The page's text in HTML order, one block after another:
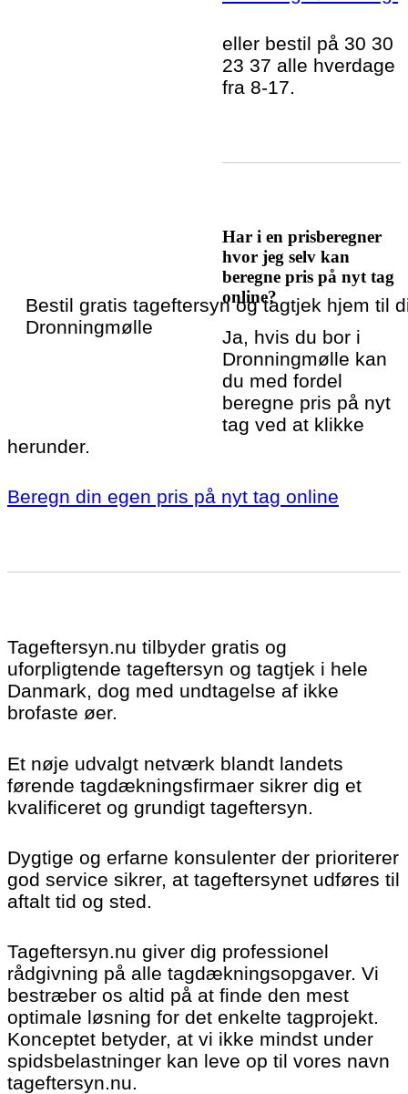
Bestil gratis tageftersyn og tagtjek hjem til
Dronningmølle
eller bestil på 30 30
23 37 alle hverdage
fra 8-17.
Har i en prisberegner
hvor jeg selv kan
beregne pris på nyt tag
online?
Ja, hvis du bor i
Dronningmølle kan
du med fordel
beregne pris på nyt
tag ved at klikke
herunder.
Beregn din egen pris på nyt tag online
Tageftersyn.nu tilbyder gratis og
uforpligtende tageftersyn og tagtjek i hele
Danmark, dog med undtagelse af ikke
brofaste øer.
Et nøje udvalgt netværk blandt landets
førende tagdækningsfirmaer sikrer dig et
kvalificeret og grundigt tageftersyn.
Dygtige og erfarne konsulenter der prioriterer
god service sikrer, at tageftersynet udføres til
aftalt tid og sted.
Tageftersyn.nu giver dig professionel
rådgivning på alle tagdækningsopgaver. Vi
bestræber os altid på at finde den mest
optimale løsning for det enkelte tagprojekt.
Konceptet betyder, at vi ikke mindst under
spidsbelastninger kan leve op til vores navn
tageftersyn.nu.